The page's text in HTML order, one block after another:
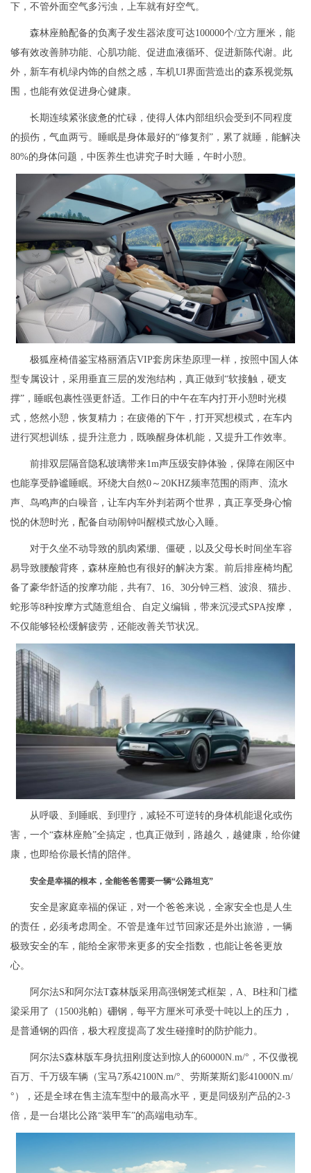
下，不管外面空气多污浊，上车就有好空气。
森林座舱配备的负离子发生器浓度可达100000个/立方厘米，能
够有效改善肺功能、心肌功能、促进血液循环、促进新陈代谢。此
外，新车有机绿内饰的自然之感，车机UI界面营造出的森系视觉氛
围，也能有效促进身心健康。
长期连续紧张疲惫的忙碌，使得人体内部组织会受到不同程度
的损伤，气血两亏。睡眠是身体最好的“修复剂”，累了就睡，能解决
80%的身体问题，中医养生也讲究子时大睡，午时小憩。
极狐座椅借鉴宝格丽酒店VIP套房床垫原理一样，按照中国人体
型专属设计，采用垂直三层的发泡结构，真正做到“软接触，硬支
撑”，睡眠包裹性强更舒适。工作日的中午在车内打开小憩时光模
式，悠然小憩，恢复精力；在疲倦的下午，打开冥想模式，在车内
进行冥想训练，提升注意力，既唤醒身体机能，又提升工作效率。
前排双层隔音隐私玻璃带来1m声压级安静体验，保障在闹区中
也能享受静谧睡眠。环绕大自然0～20KHZ频率范围的雨声、流水
声、鸟鸣声的白噪音，让车内车外判若两个世界，真正享受身心愉
悦的休憩时光，配备自动闹钟叫醒模式放心入睡。
对于久坐不动导致的肌肉紧绷、僵硬，以及父母长时间坐车容
易导致腰酸背疼，森林座舱也有很好的解决方案。前后排座椅均配
备了豪华舒适的按摩功能，共有7、16、30分钟三档、波浪、猫步、
蛇形等8种按摩方式随意组合、自定义编辑，带来沉浸式SPA按摩，
不仅能够轻松缓解疲劳，还能改善关节状况。
从呼吸、到睡眠、到理疗，减轻不可逆转的身体机能退化或伤
害，一个“森林座舱”全搞定，也真正做到，路越久，越健康，给你健
康，也即给你最长情的陪伴。
安全是幸福的根本，全能爸爸需要一辆“公路坦克”
安全是家庭幸福的保证，对一个爸爸来说，全家安全也是人生
的责任，必须考虑周全。不管是逢年过节回家还是外出旅游，一辆
极致安全的车，能给全家带来更多的安全指数，也能让爸爸更放
心。
阿尔法S和阿尔法T森林版采用高强钢笼式框架，A、B柱和门槛
梁采用了（1500兆帕）硼钢，每平方厘米可承受十吨以上的压力，
是普通钢的四倍，极大程度提高了发生碰撞时的防护能力。
阿尔法S森林版车身抗扭刚度达到惊人的60000N.m/°，不仅傲视
百万、千万级车辆（宝马7系42100N.m/°、劳斯莱斯幻影41000N.m/
°），还是全球在售主流车型中的最高水平，更是同级别产品的2-3
倍，是一台堪比公路“装甲车”的高端电动车。